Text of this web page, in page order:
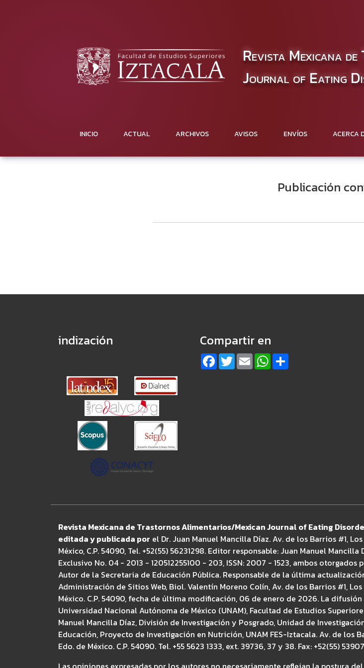
Revista Mexicana
Journal of Eating
INICIO ACTUAL ARCHIVOS AVISOS ENVÍOS ACERCA
Publicación
indización Compartir en
Facebook
TwitterEmailWhatsApp
Revista Mexicana de Trastornos Alimentarios/Mexican Journal of Eating
editada y publicada por el Dr. Juan Manuel Mancilla Díaz. Av. de los Barrios #1,
México, C.P. 54090, Tel. +52(55) 56231298. Editor responsable: Juan Manuel Mancilla
Exclusivo No. 04 - 2013 - 120512255100 - 203, ISSN: 2007 - 1523, ambos
Autor de la Secretaria de Educación Pública. Responsable de la última
Administración de Sitios Web, Biol. Valentín Moreno Colín, Av. de los Barrios #1,
México. C.P. 54090, fecha de última modificación, 06 de enero de 2026. La
Universidad Nacional Autónoma de México (UNAM), Facultad de Estudios
Manuel Mancilla Díaz, División de Investigación y Posgrado, Unidad de
Educación, Proyecto de Investigación en Nutrición, UNAM FES-Iztacala. Av. de los
Edo. de México. C.P. 54090. Tel. +55 5623 1333, ext. 39736, 37 y 38. Fax: +52(55)